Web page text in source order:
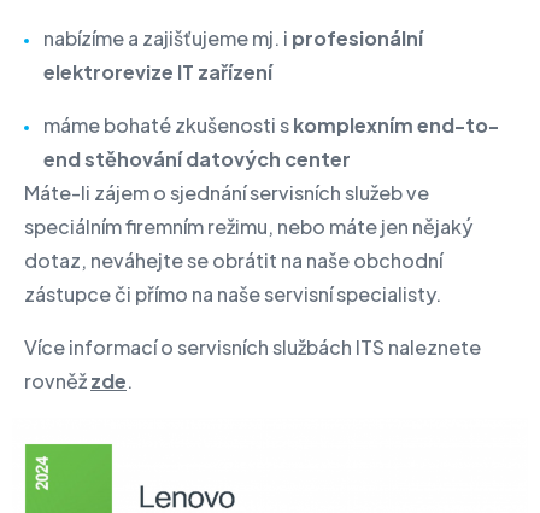
nabízíme a zajišťujeme mj. i profesionální
elektrorevize IT zařízení
máme bohaté zkušenosti skomplexním end-to-
end stěhování datových center
Máte-li zájem o sjednání servisních služeb ve
speciálním firemním režimu, nebo máte jen nějaký
dotaz, neváhejte se obrátit na naše obchodní
zástupce či přímo na naše servisní specialisty.
Více informací o servisních službách ITS naleznete
rovněžzde.